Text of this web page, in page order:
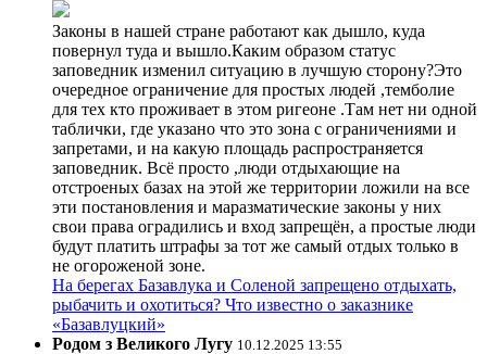
Законы в нашей стране работают как дышло, куда
повернул туда и вышло.Каким образом статус
заповедник изменил ситуацию в лучшую сторону?Это
очередное ограничение для простых людей ,темболие
для тех кто проживает в этом ригеоне .Там нет ни одной
таблички, где указано что это зона с ограничениями и
запретами, и на какую площадь распространяется
заповедник. Всё просто ,люди отдыхающие на
отстроеных базах на этой же территории ложили на все
эти постановления и маразматические законы у них
свои права оградились и вход запрещён, а простые люди
будут платить штрафы за тот же самый отдых только в
не огороженой зоне.
На берегах Базавлука и Соленой запрещено отдыхать,
рыбачить и охотиться? Что известно о заказнике
«Базавлуцкий»
Родом з Великого Лугу 10.12.2025 13:55